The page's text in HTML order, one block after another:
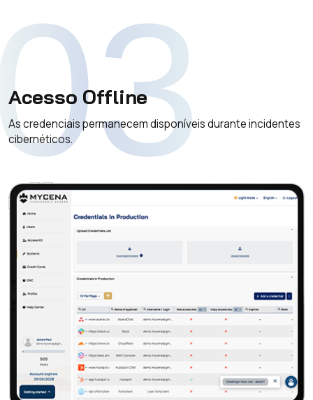
Acesso Offline
As credenciais permanecem disponíveis durante incidentes
cibernéticos.